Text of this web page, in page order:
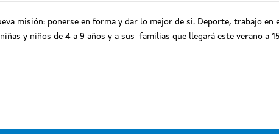
misión: ponerse en forma y dar lo mejor de si. Deporte, trabajo en
y niños de 4 a 9 años y a sus familias que llegará este verano a